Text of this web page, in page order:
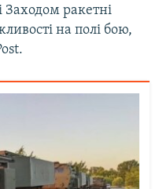
ракетні
на полі бою,